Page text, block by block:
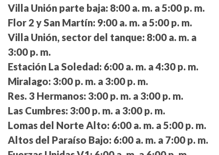
Villa Unión parte baja: 8:00 a. m. a 5:00 p. m.
Flor 2 y San Martín: 9:00 a. m. a 5:00 p. m.
Villa Unión, sector del tanque: 8:00 a. m. a
3:00 p. m.
Estación La Soledad: 6:00 a. m. a 4:30 p. m.
Miralago: 3:00 p. m. a 3:00 p. m.
Res. 3 Hermanos: 3:00 p. m. a 3:00 p. m.
Las Cumbres: 3:00 p. m. a 3:00 p. m.
Lomas del Norte Alto: 6:00 a. m. a 5:00 p. m.
Altos del Paraíso Bajo: 6:00 a. m. a 7:00 p. m.